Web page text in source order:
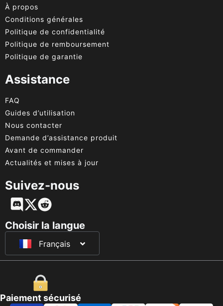
À propos
Conditions générales
Politique de confidentialité
Politique de remboursement
Politique de garantie
Assistance
FAQ
Guides d’utilisation
Nous contacter
Demande d’assistance produit
Avant de commander
Actualités et mises à jour
Suivez-nous
Choisir la langue
Français
English
Deutsch
日本語
Paiement sécurisé